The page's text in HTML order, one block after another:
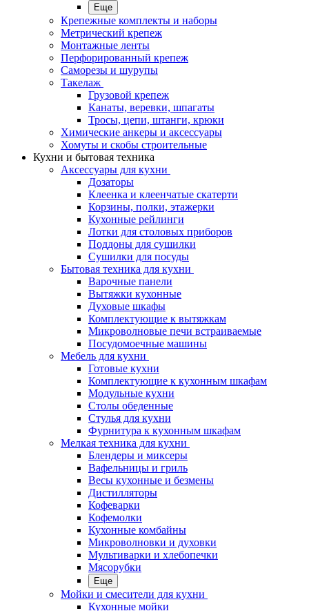
Еще
Крепежные комплекты и наборы
Метрический крепеж
Монтажные ленты
Перфорированный крепеж
Саморезы и шурупы
Такелаж
Грузовой крепеж
Канаты, веревки, шпагаты
Тросы, цепи, штанги, крюки
Химические анкеры и аксессуары
Хомуты и скобы строительные
Кухни и бытовая техника
Аксессуары для кухни
Дозаторы
Клеенка и клеенчатые скатерти
Корзины, полки, этажерки
Кухонные рейлинги
Лотки для столовых приборов
Поддоны для сушилки
Сушилки для посуды
Бытовая техника для кухни
Варочные панели
Вытяжки кухонные
Духовые шкафы
Комплектующие к вытяжкам
Микроволновые печи встраиваемые
Посудомоечные машины
Мебель для кухни
Готовые кухни
Комплектующие к кухонным шкафам
Модульные кухни
Столы обеденные
Стулья для кухни
Фурнитура к кухонным шкафам
Мелкая техника для кухни
Блендеры и миксеры
Вафельницы и гриль
Весы кухонные и безмены
Дистилляторы
Кофеварки
Кофемолки
Кухонные комбайны
Микроволновки и духовки
Мультиварки и хлебопечки
Мясорубки
Еще
Мойки и смесители для кухни
Кухонные мойки